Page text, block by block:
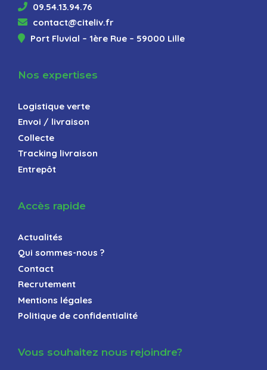
09.54.13.94.76
contact@citeliv.fr
Port Fluvial – 1ère Rue – 59000 Lille
Nos expertises
Logistique verte
Envoi / livraison
Collecte
Tracking livraison
Entrepôt
Accès rapide
Actualités
Qui sommes-nous ?
Contact
Recrutement
Mentions légales
Politique de confidentialité
Vous souhaitez nous rejoindre?